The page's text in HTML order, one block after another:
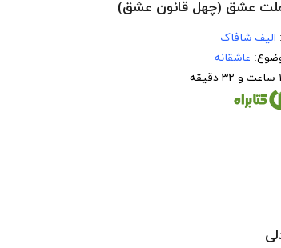
عشق (چهل قانون عشق)
الیف شافاک
عاشقانه